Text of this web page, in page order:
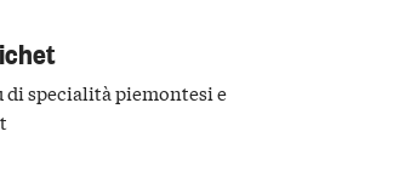
di specialità piemontesi e